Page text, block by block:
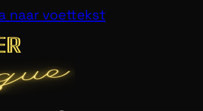
naar voettekst